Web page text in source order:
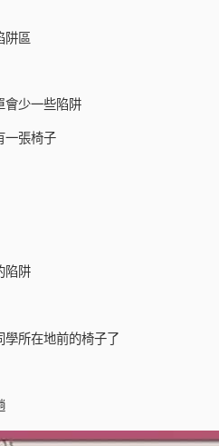
阱區
會少一些陷阱
一張椅子
陷阱
所在地前的椅子了